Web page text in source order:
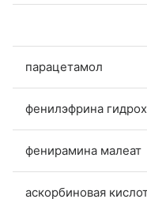
парацетамол
фенилэфрина
фенирамина малеат
аскорбиновая